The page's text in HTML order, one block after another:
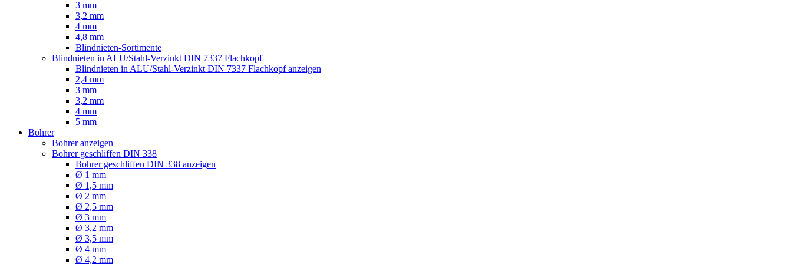
3 mm
3,2 mm
4 mm
4,8 mm
Blindnieten-Sortimente
Blindnieten in ALU/Stahl-Verzinkt DIN 7337 Flachkopf
Blindnieten in ALU/Stahl-Verzinkt DIN 7337 Flachkopf anzeigen
2,4 mm
3 mm
3,2 mm
4 mm
5 mm
Bohrer
Bohrer anzeigen
Bohrer geschliffen DIN 338
Bohrer geschliffen DIN 338 anzeigen
Ø 1 mm
Ø 1,5 mm
Ø 2 mm
Ø 2,5 mm
Ø 3 mm
Ø 3,2 mm
Ø 3,5 mm
Ø 4 mm
Ø 4,2 mm